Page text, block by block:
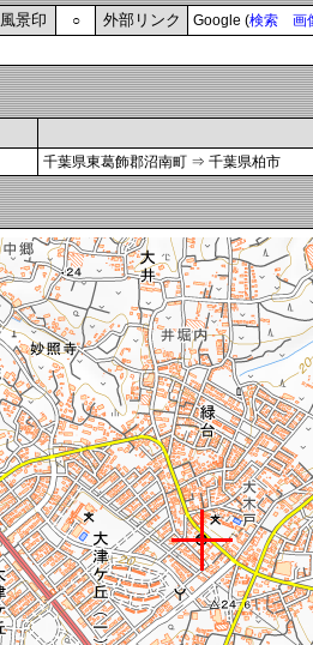
風景印 ○ 外部リンク Google (検索 画
千葉県東葛飾郡沼南町 ⇒ 千葉県柏市